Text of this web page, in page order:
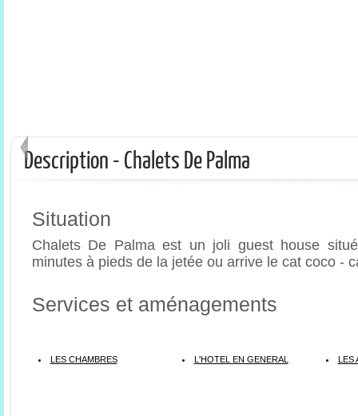
Description - Chalets De Palma
Situation
Chalets De Palma est un joli guest house
minutes à pieds de la jetée ou arrive le cat coco -
Services et aménagements
LES CHAMBRES L'HOTEL EN GENERAL